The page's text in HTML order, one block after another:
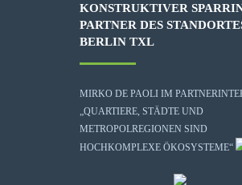
KONSTRUKTIVER
PARTNER DES
BERLIN TXL
MIRKO DE PAOLI IM
„QUARTIERE, STÄDTE UND
METROPOLREGIONEN SIND
HOCHKOMPLEXE ÖKOSYSTEME“